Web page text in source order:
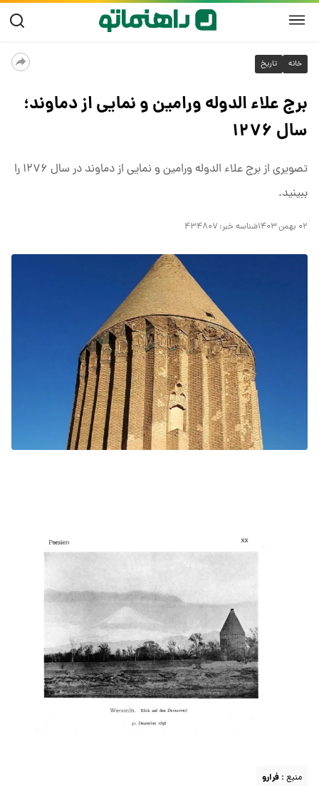
خانه تاریخ
برج علاء الدوله ورامین و نمایی از دماوند؛
سال ۱۲۷۶
تصویری از برج علاء الدوله ورامین و نمایی از دماوند در سال ۱۲۷۶ را
ببینید.
۰۲ بهمن ۱۴۰۳ شناسه خبر: ۴۳۴۸۰۷
منبع : فرارو